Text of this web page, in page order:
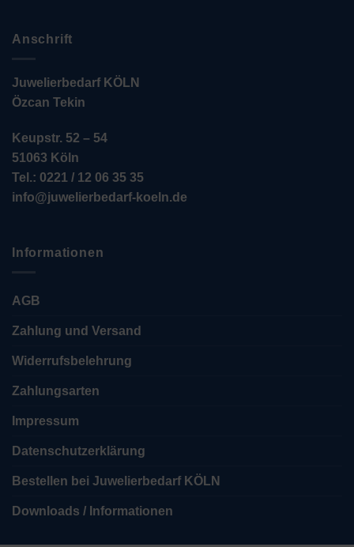
Anschrift
Juwelierbedarf KÖLN
Özcan Tekin
Keupstr. 52 – 54
51063 Köln
Tel.: 0221 / 12 06 35 35
info@juwelierbedarf-koeln.de
Informationen
AGB
Zahlung und Versand
Widerrufsbelehrung
Zahlungsarten
Impressum
Datenschutzerklärung
Bestellen bei Juwelierbedarf KÖLN
Downloads / Informationen